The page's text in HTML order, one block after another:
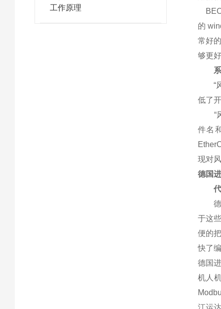
工作原理
的
常好
够更
系
“风
低了
“风
件名
现对
德国
代
德国
于这
便的
快了
德国
机人
江运